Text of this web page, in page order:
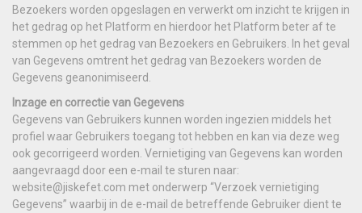
Bezoekers worden opgeslagen en verwerkt om inzicht te krijgen in
het gedrag op het Platform en hierdoor het Platform beter af te
stemmen op het gedrag van Bezoekers en Gebruikers. In het geval
van Gegevens omtrent het gedrag van Bezoekers worden de
Gegevens geanonimiseerd.
Inzage en correctie van Gegevens
Gegevens van Gebruikers kunnen worden ingezien middels het
profiel waar Gebruikers toegang tot hebben en kan via deze weg
ook gecorrigeerd worden. Vernietiging van Gegevens kan worden
aangevraagd door een e-mail te sturen naar:
website@jiskefet.com met onderwerp “Verzoek vernietiging
Gegevens” waarbij in de e-mail de betreffende Gebruiker dient te